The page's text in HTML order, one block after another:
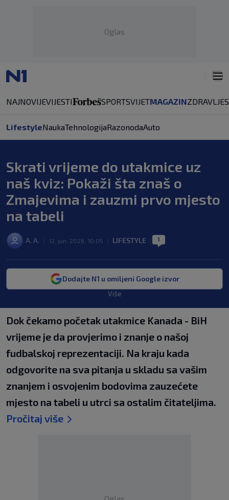
Oglas
NAJNOVIJEVIJESTI SPORTSVIJETMAGAZINZDRAVLJE
LifestyleNaukaTehnologijaRazonodaAuto
Skrati vrijeme do utakmice uz
naš kviz: Pokaži šta znaš o
Zmajevima i zauzmi prvo mjesto
na tabeli
A. A. 12. jun. 2026. 10:05 LIFESTYLE 1
Dodajte N1 u omiljeni Google izvor
Više
Dok čekamo početak utakmice Kanada - BiH
vrijeme je da provjerimo i znanje o našoj
fudbalskoj reprezentaciji. Na kraju kada
odgovorite na sva pitanja u skladu sa vašim
znanjem i osvojenim bodovima zauzećete
mjesto na tabeli u utrci sa ostalim čitateljima.
Pročitaj više